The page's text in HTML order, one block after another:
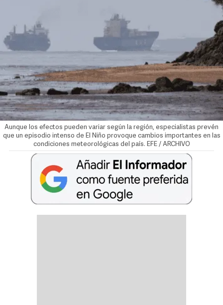
Aunque los efectos pueden variar según la región, especialistas prevén
que un episodio intenso de El Niño provoque cambios importantes en las
condiciones meteorológicas del país. EFE / ARCHIVO